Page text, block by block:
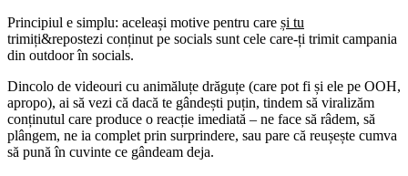
Principiul e simplu: aceleași motive pentru care și tu
trimiți&repostezi conținut pe socials sunt cele care-ți trimit campania
din outdoor în socials.
Dincolo de videouri cu animăluțe drăguțe (care pot fi și ele pe OOH,
apropo), ai să vezi că dacă te gândești puțin, tindem să viralizăm
conținutul care produce o reacție imediată – ne face să râdem, să
plângem, ne ia complet prin surprindere, sau pare că reușește cumva
să pună în cuvinte ce gândeam deja.